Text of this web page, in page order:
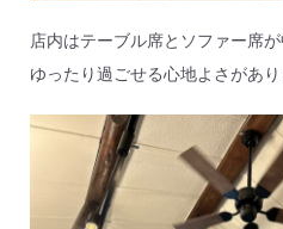
店内はテーブル席とソファー席が
ゆったり過ごせる心地よさがあ